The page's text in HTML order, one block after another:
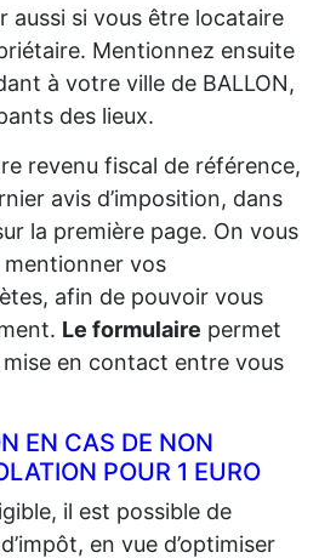
aussi si vous être locataire
Mentionnez ensuite
à votre ville de BALLON,
des lieux.
revenu fiscal de référence,
avis d’imposition, dans
la première page. On vous
mentionner vos
afin de pouvoir vous
Le formulaire permet
mise en contact entre vous
EN CAS DE NON
POUR 1 EURO
il est possible de
en vue d’optimiser